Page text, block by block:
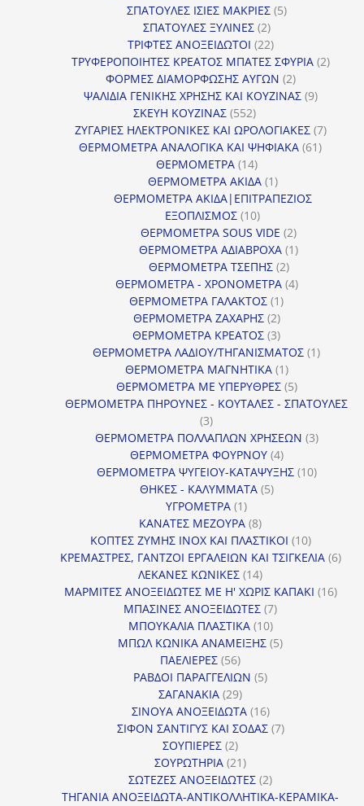
ΣΠΑΤΟΥΛΕΣ ΙΣΙΕΣ ΜΑΚΡΙΕΣ 55
ΣΠΑΤΟΥΛΕΣ ΞΥΛΙΝΕΣ 22
προϊόντα
ΤΡΙΦΤΕΣ ΑΝΟΞΕΙΔΩΤΟΙ 2222
προϊόντα
ΤΡΥΦΕΡΟΠΟΙΗΤΕΣ ΚΡΕΑΤΟΣ ΜΠΑΤΕΣ ΣΦΥΡΙΑ 22
ΦΟΡΜΕΣ ΔΙΑΜΟΡΦΩΣΗΣ ΑΥΓΩΝ 22
προϊόντα
ΨΑΛΙΔΙΑ ΓΕΝΙΚΗΣ ΧΡΗΣΗΣ ΚΑΙ ΚΟΥΖΙΝΑΣ 99
ΣΚΕΥΗ ΚΟΥΖΙΝΑΣ 552552
προϊόντα
ΖΥΓΑΡΙΕΣ ΗΛΕΚΤΡΟΝΙΚΕΣ ΚΑΙ ΩΡΟΛΟΓΙΑΚΕΣ 77
ΘΕΡΜΟΜΕΤΡΑ ΑΝΑΛΟΓΙΚΑ ΚΑΙ ΨΗΦΙΑΚΑ 6161
ΘΕΡΜΟΜΕΤΡΑ 1414
προϊόντα
ΘΕΡΜΟΜΕΤΡΑ ΑΚΙΔΑ 11
προϊόν
ΘΕΡΜΟΜΕΤΡΑ ΑΚΙΔΑ|ΕΠΙΤΡΑΠΕΖΙΟΣ
ΕΞΟΠΛΙΣΜΟΣ 1010
προϊόντα
ΘΕΡΜΟΜΕΤΡΑ SOUS VIDE 22
προϊόντα
ΘΕΡΜΟΜΕΤΡΑ ΑΔΙΑΒΡΟΧΑ 11
ΘΕΡΜΟΜΕΤΡΑ ΤΣΕΠΗΣ 22
προϊόντα
ΘΕΡΜΟΜΕΤΡΑ - ΧΡΟΝΟΜΕΤΡΑ 44
ΘΕΡΜΟΜΕΤΡΑ ΓΑΛΑΚΤΟΣ 11
προϊόν
ΘΕΡΜΟΜΕΤΡΑ ΖΑΧΑΡΗΣ 22
προϊόντα
ΘΕΡΜΟΜΕΤΡΑ ΚΡΕΑΤΟΣ 33
προϊόντα
ΘΕΡΜΟΜΕΤΡΑ ΛΑΔΙΟΥ/ΤΗΓΑΝΙΣΜΑΤΟΣ 11
ΘΕΡΜΟΜΕΤΡΑ ΜΑΓΝΗΤΙΚΑ 11
προϊόν
ΘΕΡΜΟΜΕΤΡΑ ΜΕ ΥΠΕΡΥΘΡΕΣ 55
προϊόντα
ΘΕΡΜΟΜΕΤΡΑ ΠΗΡΟΥΝΕΣ - ΚΟΥΤΑΛΕΣ - ΣΠΑΤΟΥΛΕΣ
33
προϊόντα
ΘΕΡΜΟΜΕΤΡΑ ΠΟΛΛΑΠΛΩΝ ΧΡΗΣΕΩΝ 33
ΘΕΡΜΟΜΕΤΡΑ ΦΟΥΡΝΟΥ 44
προϊόντα
ΘΕΡΜΟΜΕΤΡΑ ΨΥΓΕΙΟΥ-ΚΑΤΑΨΥΞΗΣ 1010
ΘΗΚΕΣ - ΚΑΛΥΜΜΑΤΑ 55
ΥΓΡΟΜΕΤΡΑ 11
προϊόν
ΚΑΝΑΤΕΣ ΜΕΖΟΥΡΑ 88
προϊόντα
ΚΟΠΤΕΣ ΖΥΜΗΣ INOX ΚΑΙ ΠΛΑΣΤΙΚΟΙ 1010
προϊόντα
ΚΡΕΜΑΣΤΡΕΣ, ΓΑΝΤΖΟΙ ΕΡΓΑΛΕΙΩΝ ΚΑΙ ΤΣΙΓΚΕΛΙΑ 66
ΛΕΚΑΝΕΣ ΚΩΝΙΚΕΣ 1414
προϊόντα
ΜΑΡΜΙΤΕΣ ΑΝΟΞΕΙΔΩΤΕΣ ΜΕ Η' ΧΩΡΙΣ ΚΑΠΑΚΙ 1616
ΜΠΑΣΙΝΕΣ ΑΝΟΞΕΙΔΩΤΕΣ 77
ΜΠΟΥΚΑΛΙΑ ΠΛΑΣΤΙΚΑ 1010
προϊόντα
ΜΠΩΛ ΚΩΝΙΚΑ ΑΝΑΜΕΙΞΗΣ 55
ΠΑΕΛΙΕΡΕΣ 5656
προϊόντα
ΡΑΒΔΟΙ ΠΑΡΑΓΓΕΛΙΩΝ 55
ΣΑΓΑΝΑΚΙΑ 2929
προϊόντα
ΣΙΝΟΥΑ ΑΝΟΞΕΙΔΩΤΑ 1616
προϊόντα
ΣΙΦΟΝ ΣΑΝΤΙΓΥΣ ΚΑΙ ΣΟΔΑΣ 77
ΣΟΥΠΙΕΡΕΣ 22
προϊόντα
ΣΟΥΡΩΤΗΡΙΑ 2121
προϊόντα
ΣΩΤΕΖΕΣ ΑΝΟΞΕΙΔΩΤΕΣ 22
προϊόντα
ΤΗΓΑΝΙΑ ΑΝΟΞΕΙΔΩΤΑ-ΑΝΤΙΚΟΛΛΗΤΙΚΑ-ΚΕΡΑΜΙΚΑ-